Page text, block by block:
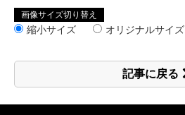
画像サイズ切り替え
縮小サイズ オリジナルサイズ
記事に戻る